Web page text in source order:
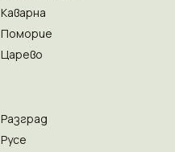
Каварна
Поморие
Царево
Разград
Русе